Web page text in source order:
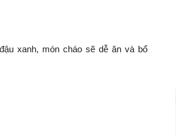
xanh, món cháo sẽ dễ ăn và bổ